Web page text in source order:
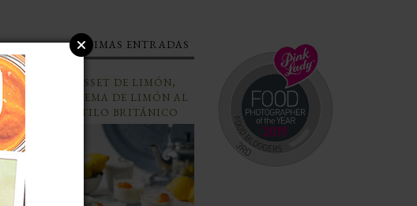
ÚLTIMAS ENTRADAS
POSSET DE LIMÓN,
CREMA DE LIMÓN AL
ESTILO BRITÁNICO